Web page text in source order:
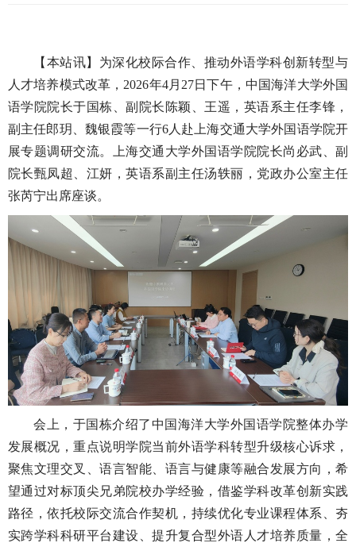
【本站讯】为深化校际合作、推动外语学科创新转型与
人才培养模式改革，2026年4月27日下午，中国海洋大学外国
语学院院长于国栋、副院长陈颖、王遥，英语系主任李锋，
副主任郎玥、魏银霞等一行6人赴上海交通大学外国语学院开
展专题调研交流。上海交通大学外国语学院院长尚必武、副
院长甄凤超、江妍，英语系副主任汤轶丽，党政办公室主任
张芮宁出席座谈。
会上，于国栋介绍了中国海洋大学外国语学院整体办学
发展概况，重点说明学院当前外语学科转型升级核心诉求，
聚焦文理交叉、语言智能、语言与健康等融合发展方向，希
望通过对标顶尖兄弟院校办学经验，借鉴学科改革创新实践
路径，依托校际交流合作契机，持续优化专业课程体系、夯
实跨学科科研平台建设、提升复合型外语人才培养质量，全